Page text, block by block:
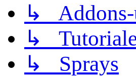
↳
↳
↳ Sprays